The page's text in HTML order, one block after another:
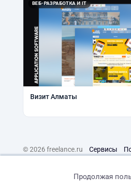
ВЕБ-РАЗРАБОТКА И IT
Визит Алматы
© 2026 freelance.ru Сервисы
Продолжая